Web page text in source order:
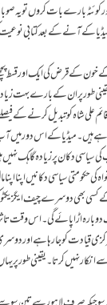
اور کوئٹہ بارے بات کروں تو
کے آنے کے بعد کتابی نوعیت
کے خون کے قرض کی ایک اور قسط
یقینی طور پر ان کے بارے بہت
علی شاہ کو تبدیل کرنے کے
آ رہے ہیں۔ میڈیا کے اس
دکان پر زیادہ گاہک
حکومتی سیاسی دکانیں اپنا
بھی دوسرے چیف
دوبارہ اڑا پائے گی۔ اس
کو جا رہا ہے اور
انکار نہیں کرتا۔ یقینی